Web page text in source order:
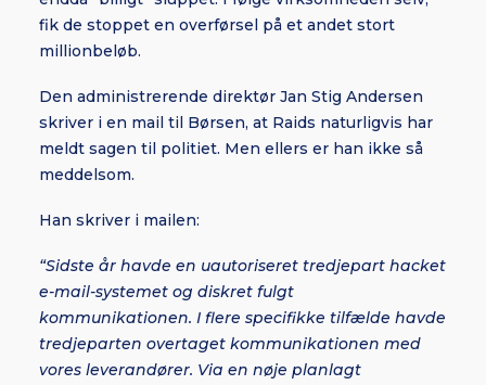
fik de stoppet en overførsel på et andet stort
millionbeløb.
Den administrerende direktør Jan Stig Andersen
skriver i en mail til Børsen, at Raids naturligvis har
meldt sagen til politiet. Men ellers er han ikke så
meddelsom.
Han skriver i mailen:
“Sidste år havde en uautoriseret tredjepart hacket
e-mail-systemet og diskret fulgt
kommunikationen. I flere specifikke tilfælde havde
tredjeparten overtaget kommunikationen med
vores leverandører. Via en nøje planlagt